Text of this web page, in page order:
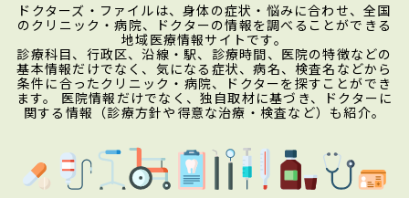
ドクターズ・ファイルは、身体の症状・悩みに合わせ、全国
のクリニック・病院、ドクターの情報を調べることができる
地域医療情報サイトです。
診療科目、行政区、沿線・駅、診療時間、医院の特徴などの
基本情報だけでなく、気になる症状、病名、検査名などから
条件に合ったクリニック・病院、ドクターを探すことができ
ます。 医院情報だけでなく、独自取材に基づき、ドクターに
関する情報（診療方針や得意な治療・検査など）も紹介。